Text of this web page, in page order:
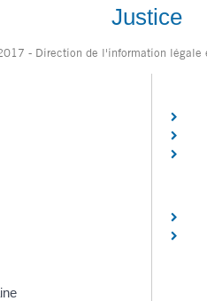
Justice
- Direction de l'information légale